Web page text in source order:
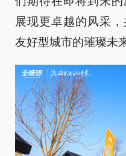
展现更卓越的风采
友好型城市的璀璨未